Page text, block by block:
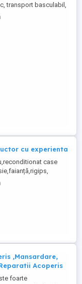
transport basculabil,
deservent.
cu experienta
case
,Mansardare,
Acoperis
foarte